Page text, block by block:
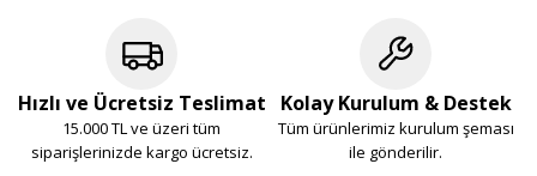
Hızlı ve Ücretsiz Teslimat
15.000 TL ve üzeri tüm
siparişlerinizde kargo ücretsiz.
Kolay Kurulum & Destek
Tüm ürünlerimiz kurulum şeması
ile gönderilir.